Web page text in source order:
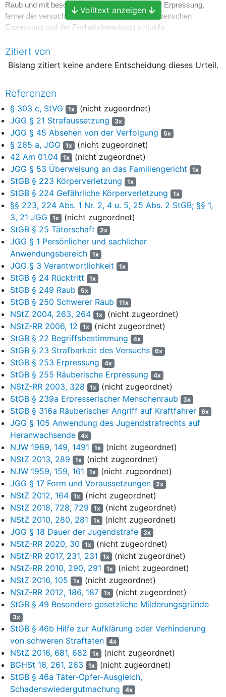
Raub und mit besonders schwerer räuberischer Erpressung,
ferner der versuchten besonders schweren räuberischen
Erpressung und der Freiheitsberaubung schuldig.
Er wird daher zu einer
Einheitsjugendstrafe von 4 Jahren und 2 Monaten
Es wird davon abgesehen, den Angeklagten O. und B. die Kosten
und Auslagen des Verfahrens aufzuerlegen.
Der Angeklagte F. ist des erpresserischen Menschenraubes in
Tateinheit mit räuberischen Angriffs auf Kraftfahrer schuldig.
Er wird daher kostenpflichtig zu einer
Freiheitsstrafe von 3 Jahren und 10 Monaten
verurteilt.
Der Angeklagte F. hat auch die notwendigen Auslagen des
Nebenklägers G. zu tragen.
Der AngeklagteC.ist des besonders schweren Raubes und der
Freiheitsberaubung schuldig.
Er wird daher kostenpflichtig zu einer
Gesamtfreiheitsstrafe von 2 Jahren
verurteilt, deren Vollstreckung zur Bewährung ausgesetzt wird.
Der Angeklagte C. hat auch die notwendigen Auslagen des
Nebenklägers H. zu tragen.
Gründe:
Der Angeklagte
(im Folgenden O.) wuchs mit seiner
älteren Schwester und seinem jüngeren Bruder, dem
Angeklagten B. (im Folgenden B.), im elterlichen Haushalt auf.
Während des siebten Lebensjahrs des Angeklagten O.
trennten sich seine Eltern, die Geschwister verblieben im
mütterlichen Haushalt. Die Trennung der Eltern belastete die
Geschwister. Zwischen dem 11. und 14. Lebensjahr des
Angeklagten O. kam es zu massiven Konflikten zwischen ihm
und seiner Mutter, weil er sich nicht an die Regeln der Mutter
hielt. Es wurde eine ambulante Familienhilfe in der Familie
installiert. Da es trotzdem weiterhin zu Konflikten kam, zog der
Angeklagte O. mit dem 14. Lebensjahr zu seinem Vater,
während seine Geschwister bei der Mutter verblieben. Die
ambulante Familienhilfe wurde danach nicht mehr fortgeführt.
Der Angeklagte O. besuchte zunächst den Kindergarten und
die Grundschule, wo er die erste Klasse wiederholte. Nach der
Grundschule wechselte er auf die Hauptschule, von der er vor
Ende der achten Klasse verwiesen wurde, weil er sich mit
Mitschülern geprügelt hatte. Er besuchte sodann wegen einer
Lernschwäche die Förderschule bis einschließlich der 9.
Klasse und verließ diese ohne Abschluss. Danach besuchte
er ein Jahr lang bis Sommer 2022 ein Berufskolleg in S., wo er
den Hauptschulabschluss nach Klasse 9 erlangte. Im Zuge
des Besuches des Berufskollegs und noch einen Monat
darüber hinaus machte er ein Praktikum im Straßenbau.
Volltext anzeigen
Zitiert von
Bislang zitiert keine andere Entscheidung dieses Urteil.
Referenzen
§ 303 c, StVG 1x (nicht zugeordnet)
JGG § 21 Strafaussetzung
3x
JGG § 45 Absehen von der Verfolgung 5x
§ 265 a, JGG 1x (nicht zugeordnet)
42 Am 01.04
1x (nicht zugeordnet)
JGG § 53 Überweisung an das Familiengericht
1x
StGB § 223 Körperverletzung 1x
StGB § 224 Gefährliche Körperverletzung 1x
§§ 223, 224 Abs. 1 Nr. 2, 4 u. 5, 25 Abs. 2 StGB; §§ 1,
3, 21 JGG
1x (nicht zugeordnet)
StGB § 25 Täterschaft
2x
JGG § 1 Persönlicher und sachlicher
Anwendungsbereich
1x
JGG § 3 Verantwortlichkeit 1x
StGB § 24 Rücktritt 1x
StGB § 249 Raub 5x
StGB § 250 Schwerer Raub 11x
NStZ 2004, 263, 264 1x (nicht zugeordnet)
NStZ-RR 2006, 12
1x (nicht zugeordnet)
StGB § 22 Begriffsbestimmung
4x
StGB § 23 Strafbarkeit des Versuchs 6x
StGB § 253 Erpressung 4x
StGB § 255 Räuberische Erpressung 4x
NStZ-RR 2003, 328 1x (nicht zugeordnet)
StGB § 239a Erpresserischer Menschenraub
3x
StGB § 316a Räuberischer Angriff auf Kraftfahrer 6x
JGG § 105 Anwendung des Jugendstrafrechts auf
Heranwachsende
4x
NJW 1989, 149, 1491 1x (nicht zugeordnet)
NStZ 2013, 289
1x (nicht zugeordnet)
NJW 1959, 159, 161
1x (nicht zugeordnet)
JGG § 17 Form und Voraussetzungen
2x
NStZ 2012, 164 1x (nicht zugeordnet)
NStZ 2018, 728, 729
1x (nicht zugeordnet)
NStZ 2010, 280, 281
1x (nicht zugeordnet)
JGG § 18 Dauer der Jugendstrafe
3x
NStZ-RR 2020, 30 1x (nicht zugeordnet)
NStZ-RR 2017, 231, 231
1x (nicht zugeordnet)
NStZ-RR 2010, 290, 291
1x (nicht zugeordnet)
NStZ 2016, 105
1x (nicht zugeordnet)
NStZ-RR 2012, 186, 187
1x (nicht zugeordnet)
StGB § 49 Besondere gesetzliche Milderungsgründe
3x
StGB § 46b Hilfe zur Aufklärung oder Verhinderung
von schweren Straftaten
4x
NStZ 2016, 681, 682 1x (nicht zugeordnet)
BGHSt 16, 261, 263
1x (nicht zugeordnet)
StGB § 46a Täter-Opfer-Ausgleich,
Schadenswiedergutmachung
4x